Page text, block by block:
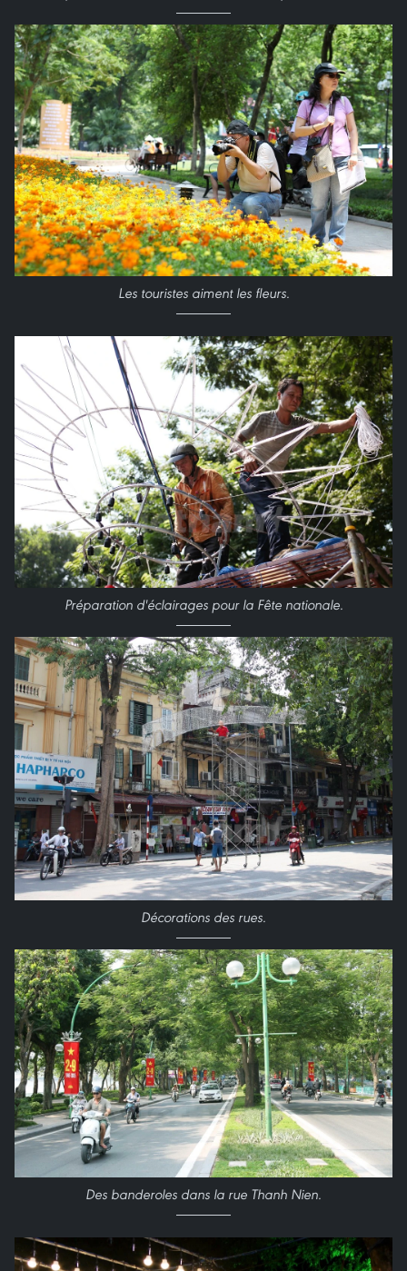
Les touristes aiment les fleurs.
Préparation d'éclairages pour la Fête nationale.
Décorations des rues.
Des banderoles dans la rue Thanh Nien.